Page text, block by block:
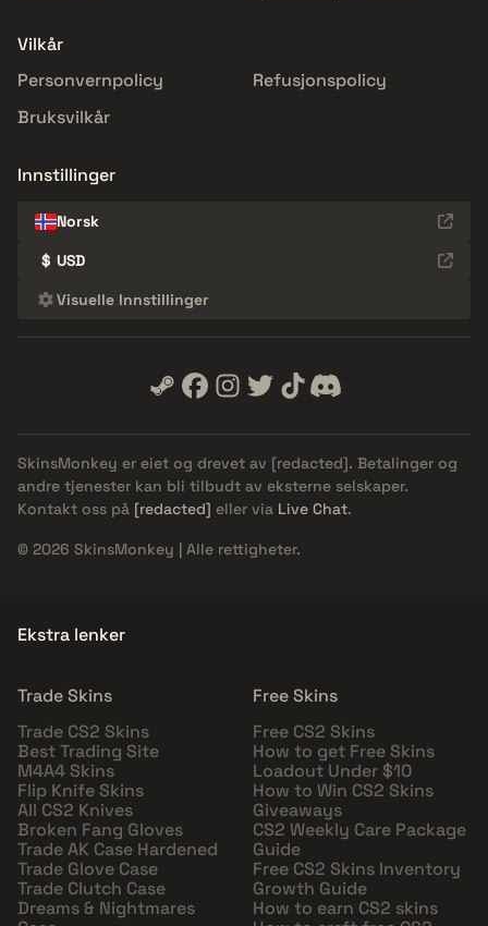
Vilkår
Personvernpolicy
Refusjonspolicy
Bruksvilkår
Innstillinger
Norsk
$ USD
Visuelle Innstillinger
SkinsMonkey er eiet og drevet av [redacted]. Betalinger og
andre tjenester kan bli tilbudt av eksterne selskaper.
Kontakt oss på [redacted] eller via Live Chat.
© 2026 SkinsMonkey | Alle rettigheter.
Ekstra lenker
Trade Skins
Trade CS2 Skins
Best Trading Site
M4A4 Skins
Flip Knife Skins
All CS2 Knives
Broken Fang Gloves
Trade AK Case Hardened
Trade Glove Case
Trade Clutch Case
Dreams & Nightmares
Free Skins
Free CS2 Skins
How to get Free Skins
Loadout Under $10
How to Win CS2 Skins
Giveaways
CS2 Weekly Care Package
Guide
Free CS2 Skins Inventory
Growth Guide
How to earn CS2 skins